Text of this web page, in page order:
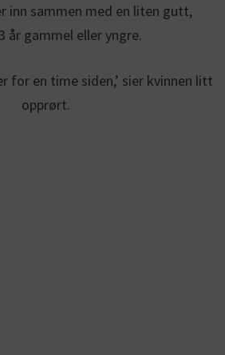
inn sammen med en liten gutt,
år gammel eller yngre.
for en time siden,’ sier kvinnen litt
opprørt.